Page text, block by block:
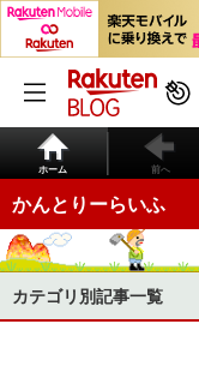
ホーム 前へ
かんとりーらいふ
カテゴリ別記事一覧